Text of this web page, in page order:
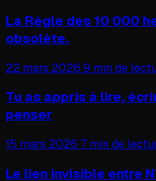
La Règle des 10 000
obsolète.
22 mars 2026 9 min de
Tu as appris à lire,
penser
15 mars 2026 7 min de
Le lien invisible entre